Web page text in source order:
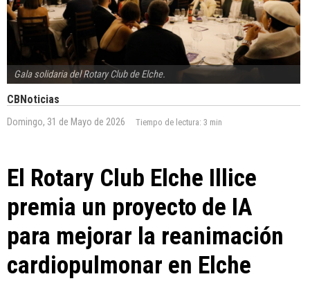
Gala solidaria del Rotary Club de Elche.
CBNoticias
Domingo, 31 de Mayo de 2026 Tiempo de lectura: 3 min
El Rotary Club Elche Illice
premia un proyecto de IA
para mejorar la reanimación
cardiopulmonar en Elche